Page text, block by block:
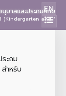
บาลและประถมศึกษา
(Kindergarten and
EN
ะถม
ำหรับ